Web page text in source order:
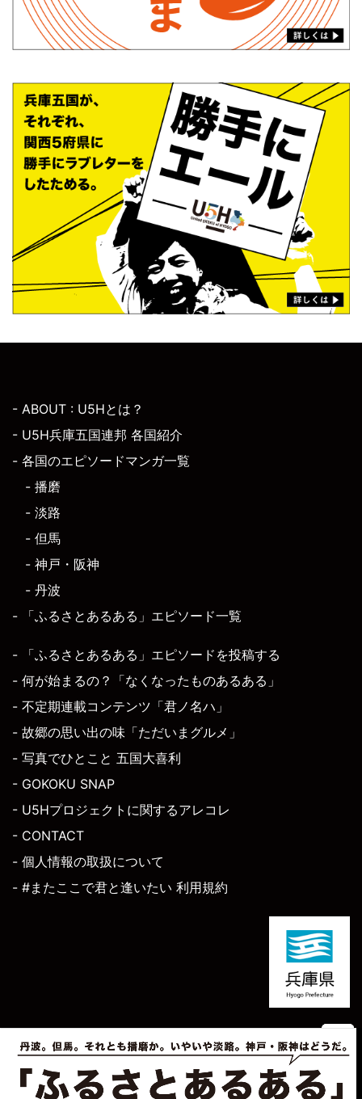
- ABOUT : U5Hとは？
- U5H兵庫五国連邦 各国紹介
- 各国のエピソードマンガ一覧
- 播磨
- 淡路
- 但馬
- 神戸・阪神
- 丹波
- 「ふるさとあるある」エピソード一覧
- 「ふるさとあるある」エピソードを投稿する
- 何が始まるの？「なくなったものあるある」
- 不定期連載コンテンツ「君ノ名ハ」
- 故郷の思い出の味「ただいまグルメ」
- 写真でひとこと 五国大喜利
- GOKOKU SNAP
- U5Hプロジェクトに関するアレコレ
- CONTACT
- 個人情報の取扱について
- #またここで君と逢いたい 利用規約